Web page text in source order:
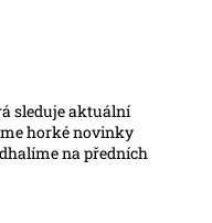
sleduje aktuální
horké novinky
na předních